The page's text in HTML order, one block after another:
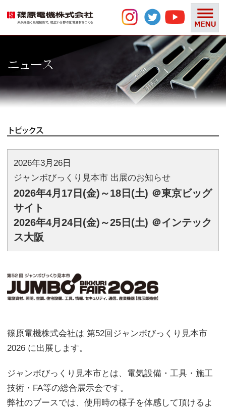
2026年3月26日
ジャンボびっくり見本市 出展のお知らせ
2026年4月17日(金)～18日(土) ＠東京ビッグ
サイト
2026年4月24日(金)～25日(土) ＠インテック
ス大阪
篠原電機株式会社は 第52回ジャンボびっくり見本市
2026 に出展します。
ジャンボびっくり見本市とは、電気設備・工具・施工
技術・FA等の総合展示会です。
弊社のブースでは、使用時の様子を体感して頂けるよ